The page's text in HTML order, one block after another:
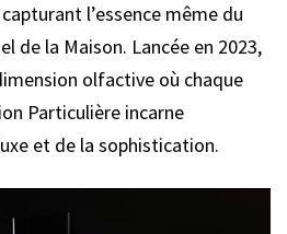
l’essence même du
de la Maison. Lancée en 2023,
olfactive où chaque
Particulière incarne
et de la sophistication.